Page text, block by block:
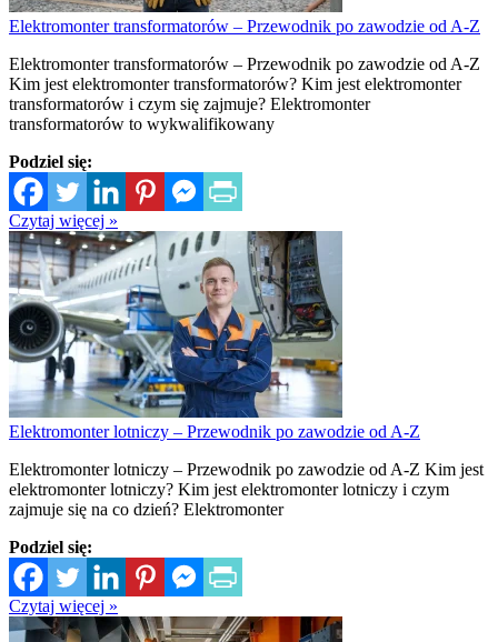
Elektromonter transformatorów – Przewodnik po zawodzie od A-Z
Elektromonter transformatorów – Przewodnik po zawodzie od A-Z
Kim jest elektromonter transformatorów? Kim jest elektromonter
transformatorów i czym się zajmuje? Elektromonter
transformatorów to wykwalifikowany
Podziel się:
Czytaj więcej »
Elektromonter lotniczy – Przewodnik po zawodzie od A-Z
Elektromonter lotniczy – Przewodnik po zawodzie od A-Z Kim jest
elektromonter lotniczy? Kim jest elektromonter lotniczy i czym
zajmuje się na co dzień? Elektromonter
Podziel się:
Czytaj więcej »